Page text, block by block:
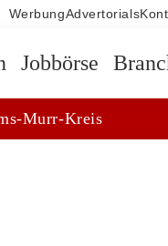
WerbungAdvertorials
Jobbörse
Murr-Kreis